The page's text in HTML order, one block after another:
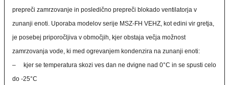
prepreči zamrzovanje in posledično prepreči blokado ventilatorja v
zunanji enoti. Uporaba modelov serije MSZ-FH VEHZ, kot edini vir gretja,
je posebej priporočljiva v območjih, kjer obstaja večja možnost
zamrzovanja vode, ki med ogrevanjem kondenzira na zunanji enoti:
– kjer se temperatura skozi ves dan ne dvigne nad 0°C in se spusti celo
do -25°C